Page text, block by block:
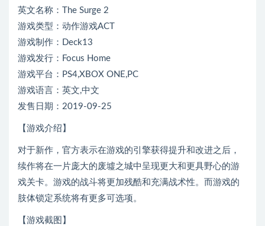
英文名称：The Surge 2
游戏类型：动作游戏ACT
游戏制作：Deck13
游戏发行：Focus Home
游戏平台：PS4,XBOX ONE,PC
游戏语言：英文,中文
发售日期：2019-09-25
【游戏介绍】
对于新作，官方表示在游戏的引擎获得提升和改进之后，
续作将在一片庞大的废墟之城中呈现更大和更具野心的游
戏关卡。游戏的战斗将更加残酷和充满战术性。而游戏的
肢体锁定系统将有更多可选项。
【游戏截图】